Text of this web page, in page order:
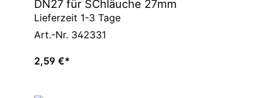
DN27 für SChläuche 27mm
Lieferzeit 1-3 Tage
Art.-Nr. 342331
2,59 €*